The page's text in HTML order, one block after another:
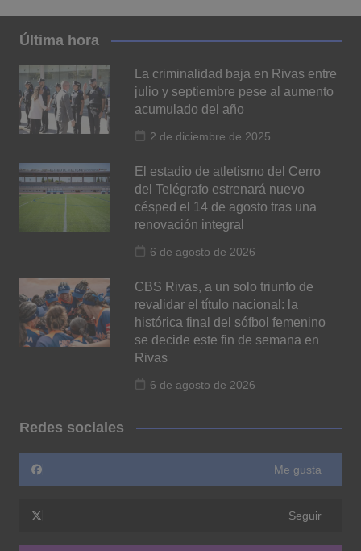
Última hora
La criminalidad baja en Rivas entre
julio y septiembre pese al aumento
acumulado del año
2 de diciembre de 2025
El estadio de atletismo del Cerro
del Telégrafo estrenará nuevo
césped el 14 de agosto tras una
renovación integral
6 de agosto de 2026
CBS Rivas, a un solo triunfo de
revalidar el título nacional: la
histórica final del sófbol femenino
se decide este fin de semana en
Rivas
6 de agosto de 2026
Redes sociales
Me gusta
Seguir